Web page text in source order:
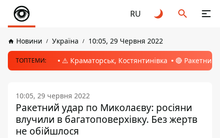
RU
Новини Україна 10:05, 29 Червня 2022
ТОПТЕМИ: ⚠️ Краматорськ, Костянтинівка 🔴 Ракетний
10:05, 29 червня 2022
Ракетний удар по Миколаєву: росіяни
влучили в багатоповерхівку. Без жертв
не обійшлося